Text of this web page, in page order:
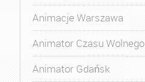
Animacje Warszawa
Animator Czasu Wolnego
Animator Gdańsk